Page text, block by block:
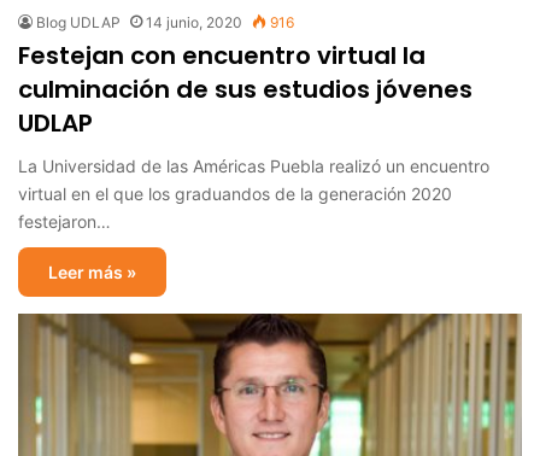
Blog UDLAP 14 junio, 2020 916
Festejan con encuentro virtual la
culminación de sus estudios jóvenes
UDLAP
La Universidad de las Américas Puebla realizó un encuentro
virtual en el que los graduandos de la generación 2020
festejaron…
Leer más »